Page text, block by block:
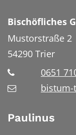
Bischöfliches
Mustorstraße 2
54290 Trier
0651
bistum-
Paulinus